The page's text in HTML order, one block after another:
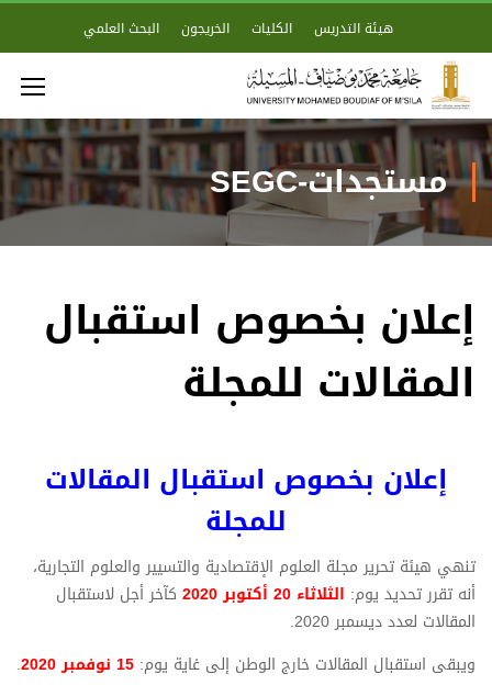
هيئة التدريس الكليات الخريجون البحث العلمي
مستجدات-SEGC
إعلان بخصوص استقبال
المقالات للمجلة
إعلان بخصوص استقبال المقالات
للمجلة
تنهي هيئة تحرير مجلة العلوم الإقتصادية والتسيير والعلوم التجارية،
أنه تقرر تحديد يوم: الثلاثاء 20 أكتوبر 2020
كآخر أجل لاستقبال
المقالات لعدد ديسمبر 2020.
ويبقى استقبال المقالات خارج الوطن إلى غاية يوم: 15 نوفمبر 2020 .